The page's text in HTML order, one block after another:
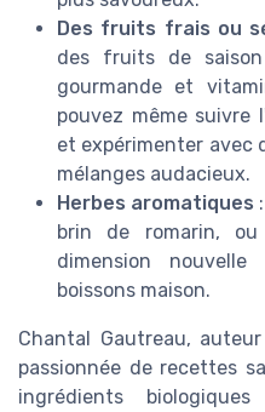
Des fruits frais ou
des fruits de
gourmande et
pouvez même suivre
et expérimenter avec
mélanges audacieux.
Herbes aromatiques
brin de romarin,
dimension
boissons maison.
Chantal Gautreau,
passionnée de recettes
ingrédients